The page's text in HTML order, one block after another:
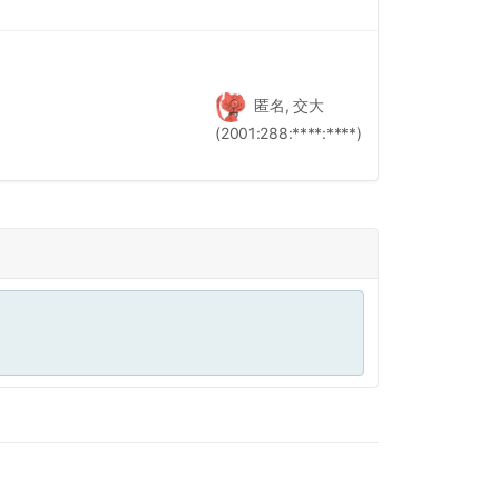
匿名, 交大
(2001:288:****:****)